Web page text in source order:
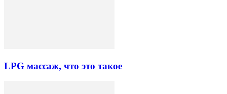
LPG массаж, что это такое